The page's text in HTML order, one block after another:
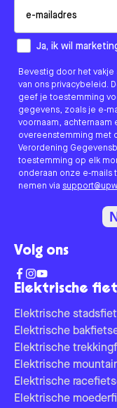
Elektrische
Elektrische
Elektrische
Elektrische
Elektrische
Elektrische
Elektrische
How would you like
Ja, ik wil
Bevestig door het
van ons privacybeleid.
geef je toestemming
gegevens, zoals je e-
voornaam, achternaam
overeenstemming met
Verordening
toestemming op elk
onderaan onze e-mails
nemen via
Volg ons